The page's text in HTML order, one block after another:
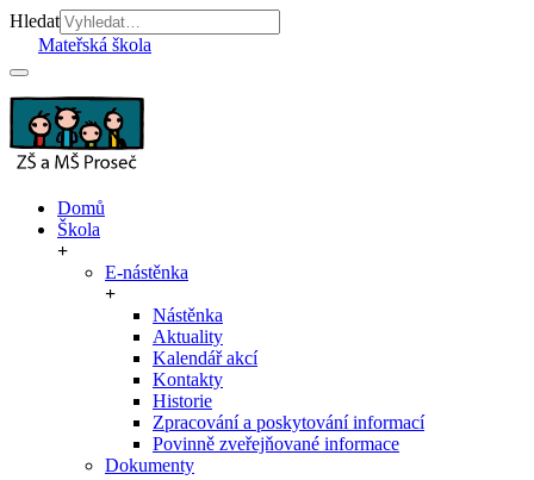
Hledat
Mateřská škola
Domů
Škola
E-nástěnka
Nástěnka
Aktuality
Kalendář akcí
Kontakty
Historie
Zpracování a poskytování informací
Povinně zveřejňované informace
Dokumenty